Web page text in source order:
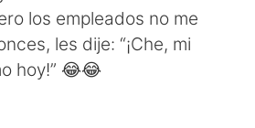
简体中文
los empleados no me
les dije: “¡Che, mi
hoy!” 😂😂